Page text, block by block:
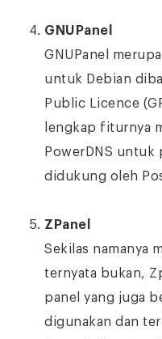
GNUPanel
GNUPanel
untuk Debian
Public Licence
lengkap fiturnya
PowerDNS untuk
didukung oleh
ZPanel
Sekilas namanya
ternyata bukan,
panel yang juga
digunakan dan